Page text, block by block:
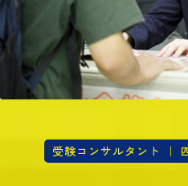
受験コンサルタント ｜